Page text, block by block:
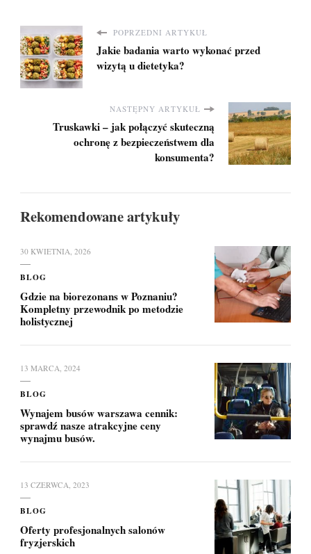
przyczyny
POPRZEDNI ARTYKUŁ
Jakie badania warto wykonać przed
wizytą u dietetyka?
NASTĘPNY ARTYKUŁ
Truskawki – jak połączyć skuteczną
ochronę z bezpieczeństwem dla
konsumenta?
Rekomendowane artykuły
30 KWIETNIA, 2026
BLOG
Gdzie na biorezonans w Poznaniu?
Kompletny przewodnik po metodzie
holistycznej
13 MARCA, 2024
BLOG
Wynajem busów warszawa cennik:
sprawdź nasze atrakcyjne ceny
wynajmu busów.
13 CZERWCA, 2023
BLOG
Oferty profesjonalnych salonów
fryzjerskich